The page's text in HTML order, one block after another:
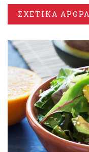
ΣΧΕΤΙΚΑ ΑΡΘΡΑ